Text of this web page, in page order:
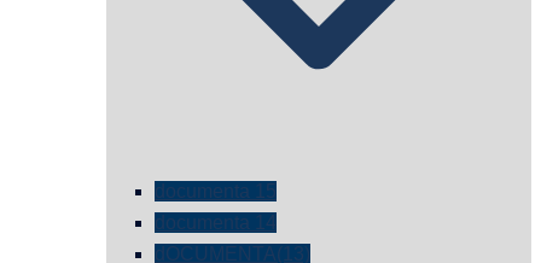
documenta 15
documenta 14
dOCUMENTA(13)